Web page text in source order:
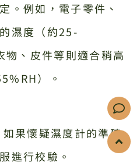
。例如，電子零件、
濕度（約25-
物、皮件等則適合稍高
）。
如果懷疑濕度計的準確
進行校驗。